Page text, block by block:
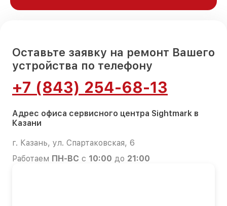
Оставьте заявку на ремонт Вашего
устройства по телефону
+7 (843) 254-68-13
Адрес офиса сервисного центра Sightmark в
Казани
г. Казань, ул. Спартаковская, 6
Работаем ПН-ВС с 10:00 до 21:00